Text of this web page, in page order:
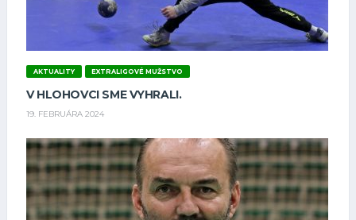
AKTUALITY EXTRALIGOVÉ MUŽSTVO
V HLOHOVCI SME VYHRALI.
19. FEBRUÁRA 2024